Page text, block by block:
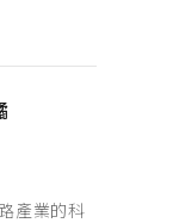
產業的科